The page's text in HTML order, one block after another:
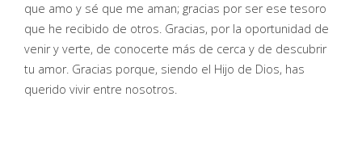
que amo y sé que me aman; gracias por ser ese tesoro
que he recibido de otros. Gracias, por la oportunidad de
venir y verte, de conocerte más de cerca y de descubrir
tu amor. Gracias porque, siendo el Hijo de Dios, has
querido vivir entre nosotros.